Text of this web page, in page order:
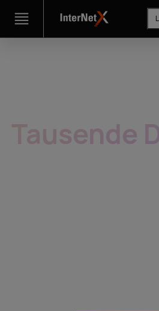
Tausende